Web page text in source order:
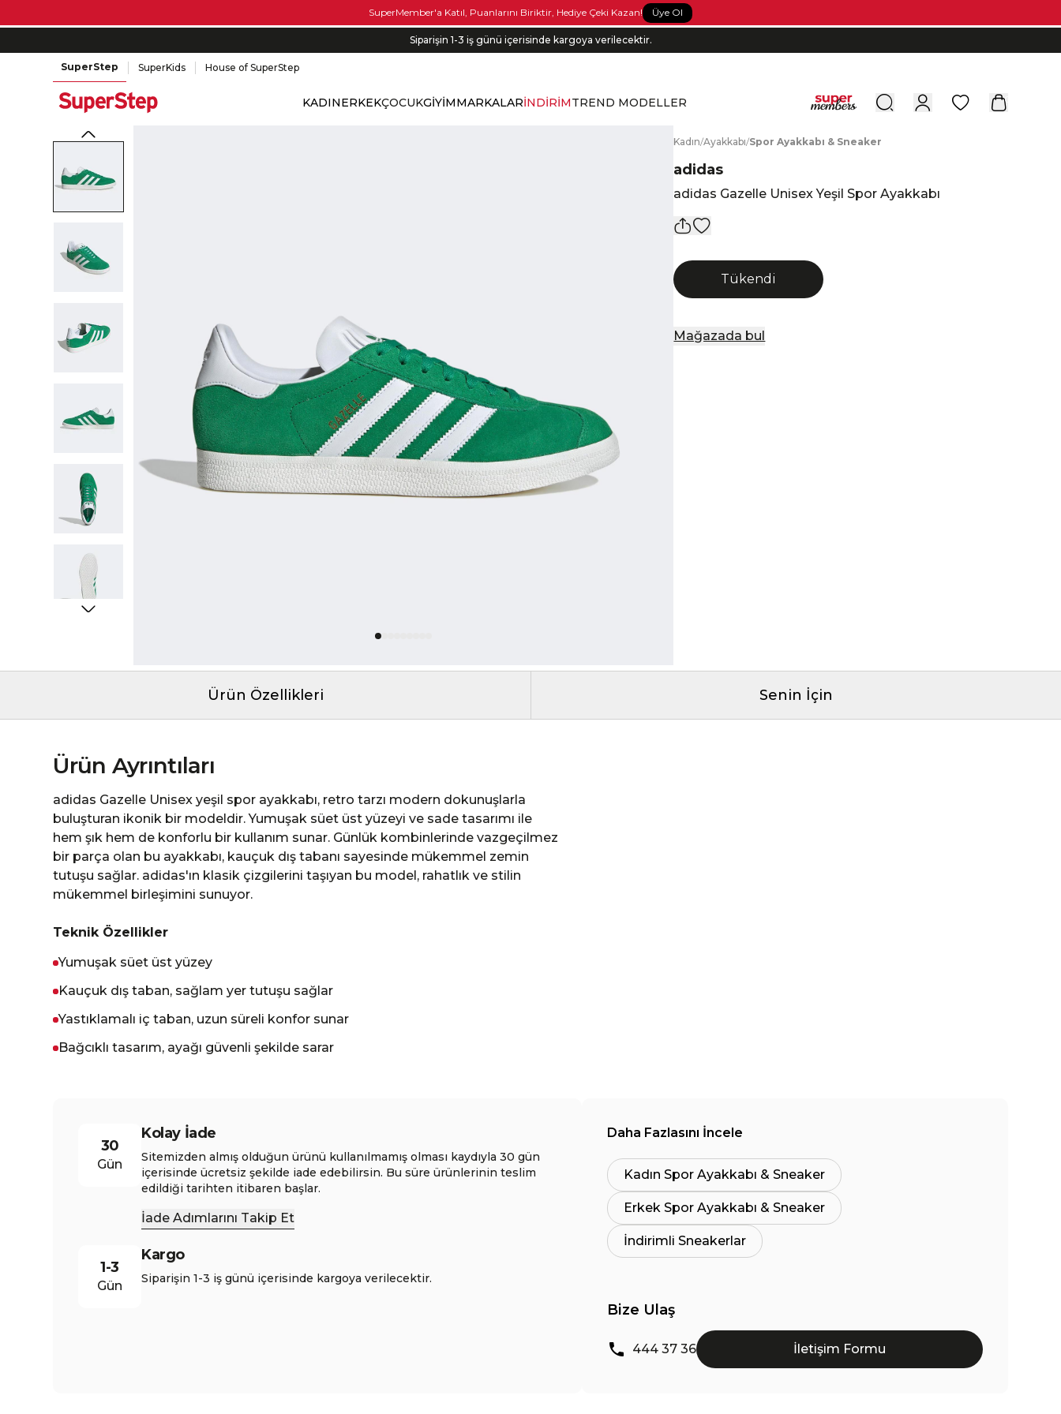
SuperMember'a Katıl, Puanlarını Biriktir, Hediye Çeki Kazan! Üye Ol
Siparişin 1-3 iş günü içerisinde kargoya verilecektir.
SuperStep SuperKids House of SuperStep
KADINERKEKÇOCUKGİYİMMARKALARİNDİRİMTREND MODELLER 0
Kadın/Ayakkabı/Spor Ayakkabı & Sneaker
adidas
adidas Gazelle Unisex Yeşil Spor Ayakkabı
Tükendi
Mağazada bul
Ürün Özellikleri Senin İçin
Ürün Ayrıntıları
adidas Gazelle Unisex yeşil spor ayakkabı, retro tarzı modern dokunuşlarla
buluşturan ikonik bir modeldir. Yumuşak süet üst yüzeyi ve sade tasarımı ile
hem şık hem de konforlu bir kullanım sunar. Günlük kombinlerinde vazgeçilmez
bir parça olan bu ayakkabı, kauçuk dış tabanı sayesinde mükemmel zemin
tutuşu sağlar. adidas'ın klasik çizgilerini taşıyan bu model, rahatlık ve stilin
mükemmel birleşimini sunuyor.
Teknik Özellikler
Yumuşak süet üst yüzey
Kauçuk dış taban, sağlam yer tutuşu sağlar
Yastıklamalı iç taban, uzun süreli konfor sunar
Bağcıklı tasarım, ayağı güvenli şekilde sarar
30
Gün
Kolay İade
Sitemizden almış olduğun ürünü kullanılmamış olması kaydıyla 30 gün
içerisinde ücretsiz şekilde iade edebilirsin. Bu süre ürünlerinin teslim
edildiği tarihten itibaren başlar.
İade Adımlarını Takip Et
1-3
Gün
Kargo
Siparişin 1-3 iş günü içerisinde kargoya verilecektir.
Daha Fazlasını İncele
Kadın Spor Ayakkabı & Sneaker
Erkek Spor Ayakkabı & Sneaker
İndirimli Sneakerlar
Bize Ulaş
444 37 36 İletişim Formu